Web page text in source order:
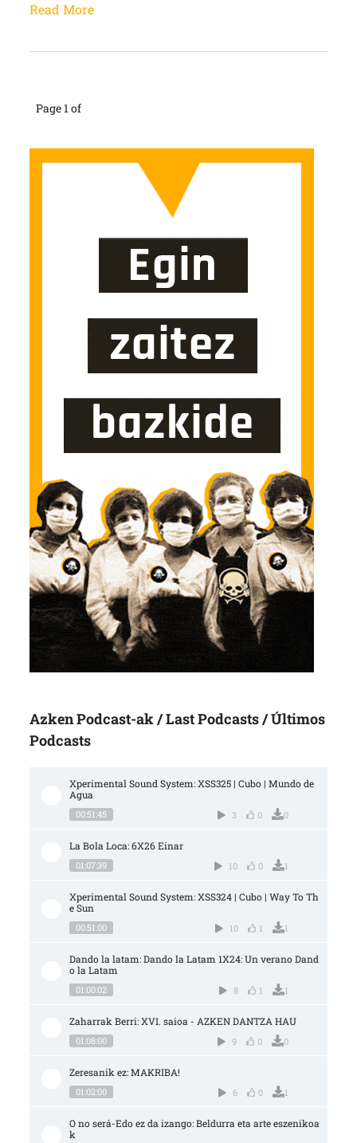
Read More
Page 1 of
Azken Podcast-ak / Last Podcasts / Últimos
Podcasts
Xperimental Sound System: XSS325 | Cubo | Mundo de
Agua
00:51:45 3 0 0
La Bola Loca: 6X26 Einar
01:07:39 10 0 1
Xperimental Sound System: XSS324 | Cubo | Way To Th
e Sun
00:51:00 10 1 1
Dando la latam: Dando la Latam 1X24: Un verano Dand
o la Latam
01:00:02 8 1 1
Zaharrak Berri: XVI. saioa - AZKEN DANTZA HAU
01:08:00 9 0 0
Zeresanik ez: MAKRIBA!
01:02:00 6 0 1
O no será-Edo ez da izango: Beldurra eta arte eszenikoa
k